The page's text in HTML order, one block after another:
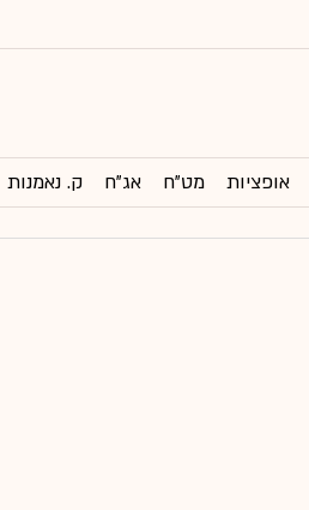
אופציות מט"ח אג"ח ק. נאמנות